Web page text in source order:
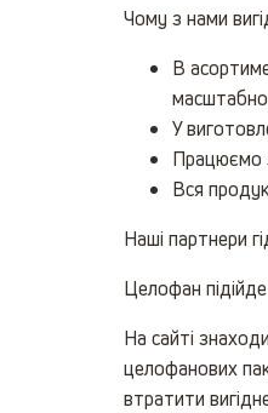
Чому з нами
В
У
Працюємо
Вся
Наші партнери
Целофан
На сайті
целофанових
втратити